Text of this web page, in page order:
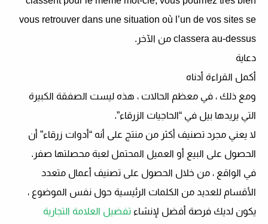
vous retrouver dans une situation où l’un de vos sites se
classera au-dessus من الآخر.
دعاية
أكمل القراءة أدناه
ومع ذلك ، في معظم الحالات ، هذه ليست الصفقة الكبيرة
التي يريدها بيل في “الحاجيات الزرقاء”.
لا يعني مجرد تصنيف أكثر من منتج على أنه “أدوات زرقاء” أن
الحصول على البيع أو العميل المحتمل لعبة محصلتها صفر.
في الواقع ، من خلال الحصول على تصنيف أعمال متعدد
الأقسام للعديد من الكلمات الرئيسية حول نفس الموضوع ،
يكون لديك فرصة أفضل لإنشاء تفضيل العلامة التجارية